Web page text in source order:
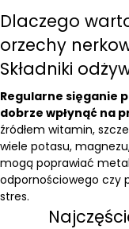
Dlaczego
orzechy
Składniki
Regularne sięganie
dobrze wpłynąć na
źródłem witamin,
wiele potasu,
mogą poprawiać
odpornościowego czy
stres.